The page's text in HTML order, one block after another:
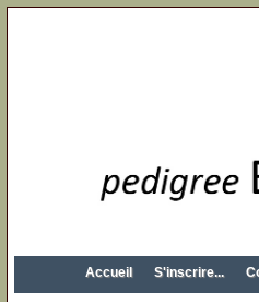
Accueil S'inscrire...